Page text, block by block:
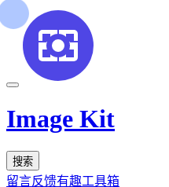
Image Kit
搜索
留言反馈有趣工具箱